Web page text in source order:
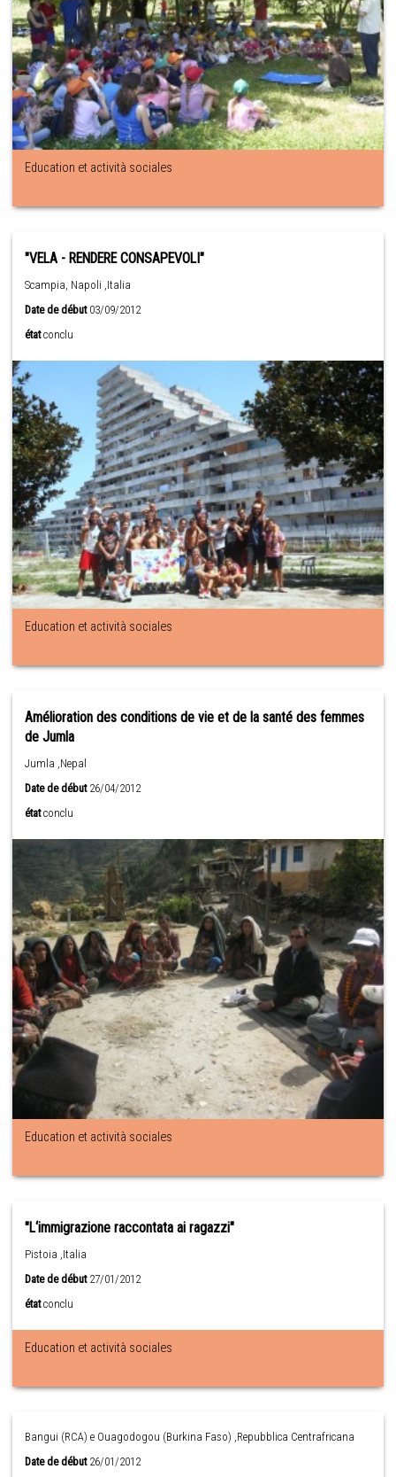
Education et actività sociales
"VELA - RENDERE CONSAPEVOLI"
Scampia, Napoli ,Italia
Date de début03/09/2012
état conclu
Education et actività sociales
Amélioration des conditions de vie et de la santé des femmes
de Jumla
Jumla ,Nepal
Date de début26/04/2012
état conclu
Education et actività sociales
"L‘immigrazione raccontata ai ragazzi"
Pistoia ,Italia
Date de début27/01/2012
état conclu
Education et actività sociales
Bangui (RCA) e Ouagodogou (Burkina Faso) ,Repubblica Centrafricana
Date de début26/01/2012